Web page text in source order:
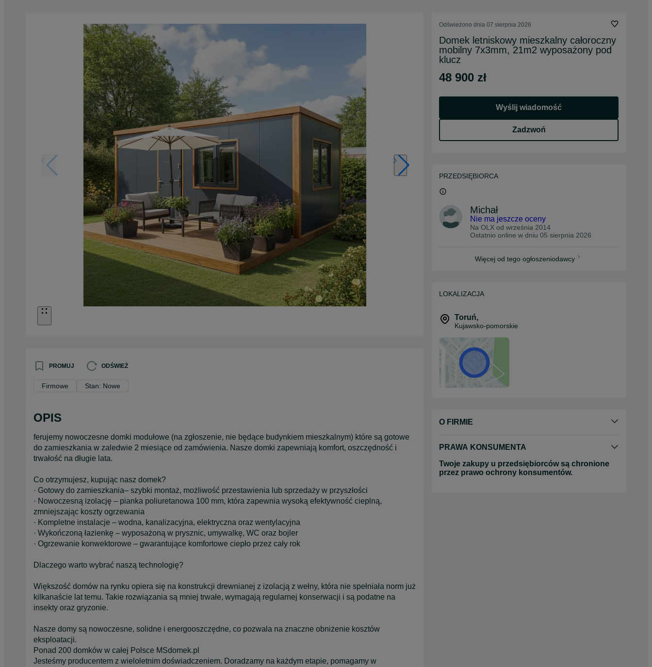
PROMUJ ODŚWIEŻ
Firmowe Stan: Nowe
OPIS
ferujemy nowoczesne domki modułowe (na zgłoszenie, nie będące budynkiem mieszkalnym) które są gotowe
do zamieszkania w zaledwie 2 miesiące od zamówienia. Nasze domki zapewniają komfort, oszczędność i
trwałość na długie lata.
Co otrzymujesz, kupując nasz domek?
· Gotowy do zamieszkania– szybki montaż, możliwość przestawienia lub sprzedaży w przyszłości
· Nowoczesną izolację – pianka poliuretanowa 100 mm, która zapewnia wysoką efektywność cieplną,
zmniejszając koszty ogrzewania
· Kompletne instalacje – wodna, kanalizacyjna, elektryczna oraz wentylacyjna
· Wykończoną łazienkę – wyposażoną w prysznic, umywalkę, WC oraz bojler
· Ogrzewanie konwektorowe – gwarantujące komfortowe ciepło przez cały rok
Dlaczego warto wybrać naszą technologię?
Większość domów na rynku opiera się na konstrukcji drewnianej z izolacją z wełny, która nie spełniała norm już
kilkanaście lat temu. Takie rozwiązania są mniej trwałe, wymagają regularnej konserwacji i są podatne na
insekty oraz gryzonie.
Nasze domy są nowoczesne, solidne i energooszczędne, co pozwala na znaczne obniżenie kosztów
eksploatacji.
Ponad 200 domków w całej Polsce MSdomek.pl
Jesteśmy producentem z wieloletnim doświadczeniem. Doradzamy na każdym etapie, pomagamy w
Odświeżono dnia 07 sierpnia 2026
Domek letniskowy mieszkalny całoroczny
mobilny 7x3mm, 21m2 wyposażony pod
klucz
48 900 zł
Wyślij wiadomość
Zadzwoń
PRZEDSIĘBIORCA
Michał
Nie ma jeszcze oceny
Na OLX od września 2014
Ostatnio online w dniu 05 sierpnia 2026
Więcej od tego ogłoszeniodawcy
LOKALIZACJA
Toruń,
Kujawsko-pomorskie
O FIRMIE
PRAWA KONSUMENTA
Twoje zakupy u przedsiębiorców są chronione
przez prawo ochrony konsumentów.